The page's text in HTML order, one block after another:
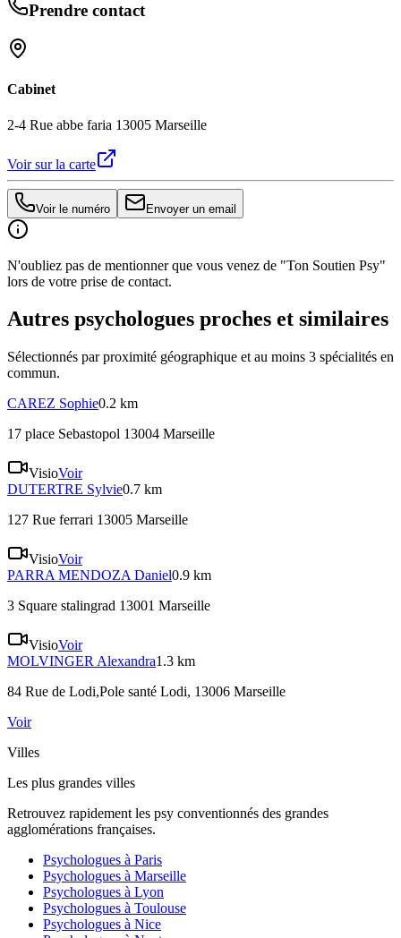
Prendre contact
Cabinet
2-4 Rue abbe faria 13005 Marseille
Voir sur la carte
Voir le numéro Envoyer un email
N'oubliez pas de mentionner que vous venez de "Ton Soutien Psy"
lors de votre prise de contact.
Autres psychologues proches et similaires
Sélectionnés par proximité géographique et au moins 3 spécialités en
commun.
CAREZ Sophie0.2 km
17 place Sebastopol 13004 Marseille
VisioVoir
DUTERTRE Sylvie0.7 km
127 Rue ferrari 13005 Marseille
VisioVoir
PARRA MENDOZA Daniel0.9 km
3 Square stalingrad 13001 Marseille
VisioVoir
MOLVINGER Alexandra1.3 km
84 Rue de Lodi,Pole santé Lodi, 13006 Marseille
Voir
Villes
Les plus grandes villes
Retrouvez rapidement les psy conventionnés des grandes
agglomérations françaises.
Psychologues à Paris
Psychologues à Marseille
Psychologues à Lyon
Psychologues à Toulouse
Psychologues à Nice